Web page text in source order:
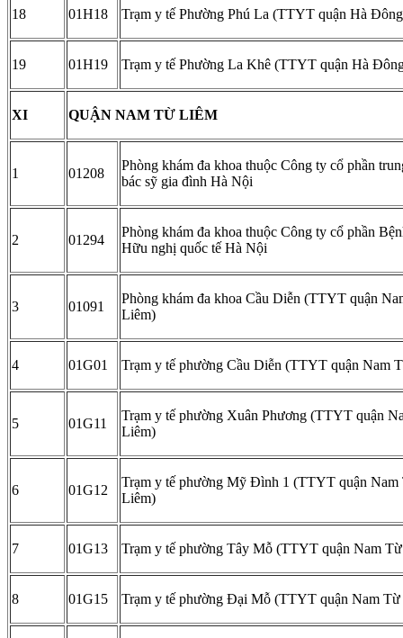
18 01H18 Trạm y tế Phường Phú La (TTYT quận Hà
19 01H19 Trạm y tế Phường La Khê (TTYT quận Hà
XI QUẬN NAM TỪ LIÊM
1 01208
Phòng khám đa khoa thuộc Công ty cổ phần
bác sỹ gia đình Hà Nội
2 01294
Phòng khám đa khoa thuộc Công ty cổ phần
Hữu nghị quốc tế Hà Nội
3 01091
Phòng khám đa khoa Cầu Diễn (TTYT quận
Liêm)
4 01G01 Trạm y tế phường Cầu Diễn (TTYT quận Nam
5 01G11
Trạm y tế phường Xuân Phương (TTYT quận
Liêm)
6 01G12
Trạm y tế phường Mỹ Đình 1 (TTYT quận Nam
Liêm)
7 01G13 Trạm y tế phường Tây Mỗ (TTYT quận Nam
8 01G15 Trạm y tế phường Đại Mỗ (TTYT quận Nam